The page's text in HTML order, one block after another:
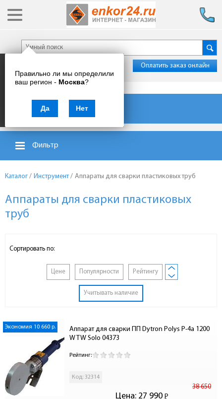
Правильно ли мы определили
ваш регион - Москва?
Да Нет
Оплатить заказ онлайн
Каталог товаров
Фильтр
Каталог / Инструмент/ Аппараты для сварки пластиковых труб
Аппараты для сварки пластиковых
труб
Сортировать по:
Цене Популярности Рейтингу
Учитывать наличие
Экономия 10 660 р.
Аппарат для сварки ПП Dytron Polys P-4a 1200
W TW Solo 04373
Рейтинг:
Код: 32314
Цена:
38 650
27 990 Р